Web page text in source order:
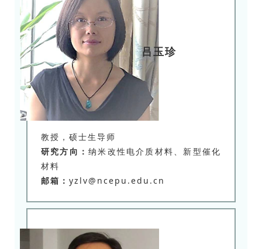
吕玉珍
教授，硕士生导师
研究方向：纳米改性电介质材料、新型催化
材料
邮箱： yzlv@ncepu.edu.cn